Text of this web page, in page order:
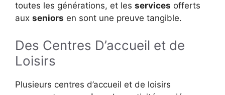
toutes les générations, et les services offerts
aux seniors en sont une preuve tangible.
Des Centres D’accueil et de
Loisirs
Plusieurs centres d’accueil et de loisirs